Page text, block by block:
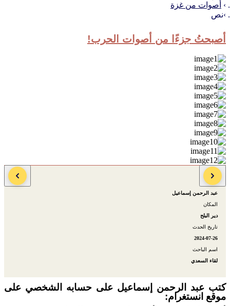
أصوات من غزة
نص
أصبحتُ جزءًا من أصوات الحرب!
الكاتب
عبد الرحمن إسماعيل
المكان
دير البلح
تاريخ الحدث
2024-07-26
اسم الباحث
لقاء السعدي
كتب عبد الرحمن إسماعيل على حسابه الشخصي على
موقع انستغرام: